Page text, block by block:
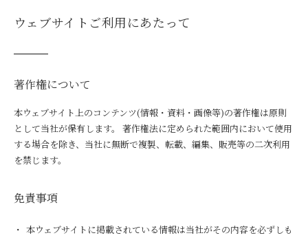
ウェブサイトご利用にあたって
著作権について
本ウェブサイト上のコンテンツ(情報・資料・画像等)の著作権は原則
として当社が保有します。 著作権法に定められた範囲内において使用
する場合を除き、当社に無断で複製、転載、編集、販売等の二次利用
を禁じます。
免責事項
本ウェブサイトに掲載されている情報は当社がその内容を必ずしも